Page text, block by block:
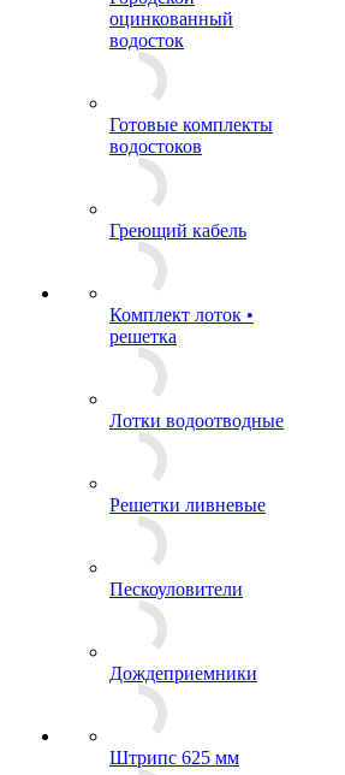
оцинкованный
водосток
Готовые комплекты
водостоков
Греющий кабель
Комплект лоток •
решетка
Лотки водоотводные
Решетки ливневые
Пескоуловители
Дождеприемники
Штрипс 625 мм